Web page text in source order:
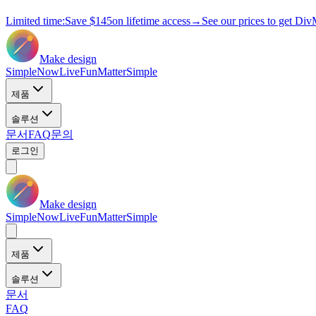
Limited time:Save $145on lifetime access→ See our prices to get
Make design
SimpleNowLiveFunMatterSimple
제품
솔루션
문서FAQ문의
로그인
Make design
SimpleNowLiveFunMatterSimple
제품
솔루션
문서
FAQ